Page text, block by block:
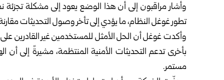
وأشار مراقبون إلى أن هذا الوضع يعود إلى مشكلة تجزئة
تطور غوغل النظام، ما يؤدي إلى تأخر وصول التحديثات
وأكدت غوغل أن الحل الأمثل للمستخدمين غير القادرين
بأخرى تدعم التحديثات الأمنية المنتظمة، مشيرةً إلى
مستمر.